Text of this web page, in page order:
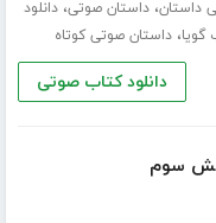
داستان،داستان صوتی،دانلود
گویا،داستان صوتی کوتاه
دانلود کتاب صوتی
سوم